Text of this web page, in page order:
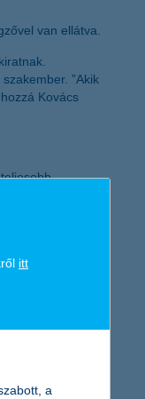
van ellátva.
”Akik
Kovács
a Magyar
és mintegy
itt
a